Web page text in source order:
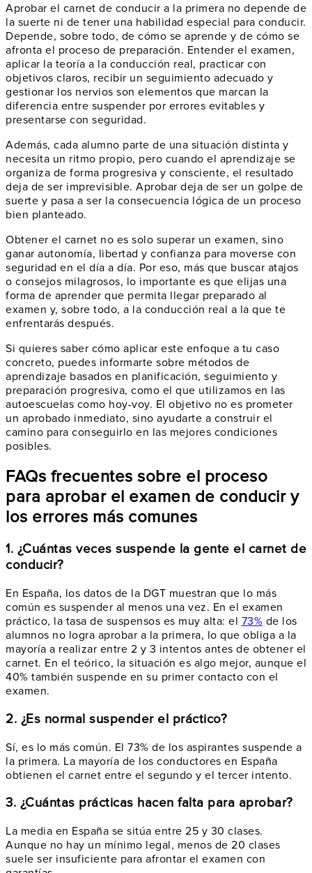
Aprobar el carnet de conducir a la primera no depende de
la suerte ni de tener una habilidad especial para conducir.
Depende, sobre todo, de cómo se aprende y de cómo se
afronta el proceso de preparación. Entender el examen,
aplicar la teoría a la conducción real, practicar con
objetivos claros, recibir un seguimiento adecuado y
gestionar los nervios son elementos que marcan la
diferencia entre suspender por errores evitables y
presentarse con seguridad.
Además, cada alumno parte de una situación distinta y
necesita un ritmo propio, pero cuando el aprendizaje se
organiza de forma progresiva y consciente, el resultado
deja de ser imprevisible. Aprobar deja de ser un golpe de
suerte y pasa a ser la consecuencia lógica de un proceso
bien planteado.
Obtener el carnet no es solo superar un examen, sino
ganar autonomía, libertad y confianza para moverse con
seguridad en el día a día. Por eso, más que buscar atajos
o consejos milagrosos, lo importante es que elijas una
forma de aprender que permita llegar preparado al
examen y, sobre todo, a la conducción real a la que te
enfrentarás después.
Si quieres saber cómo aplicar este enfoque a tu caso
concreto, puedes informarte sobre métodos de
aprendizaje basados en planificación, seguimiento y
preparación progresiva, como el que utilizamos en las
autoescuelas como hoy-voy. El objetivo no es prometer
un aprobado inmediato, sino ayudarte a construir el
camino para conseguirlo en las mejores condiciones
posibles.
FAQs frecuentes sobre el proceso
para aprobar el examen de conducir y
los errores más comunes
1. ¿Cuántas veces suspende la gente el carnet de
conducir?
En España, los datos de la DGT muestran que lo más
común es suspender al menos una vez. En el examen
práctico, la tasa de suspensos es muy alta: el 73% de los
alumnos no logra aprobar a la primera, lo que obliga a la
mayoría a realizar entre 2 y 3 intentos antes de obtener el
carnet. En el teórico, la situación es algo mejor, aunque el
40% también suspende en su primer contacto con el
examen.
2. ¿Es normal suspender el práctico?
Sí, es lo más común. El 73% de los aspirantes suspende a
la primera. La mayoría de los conductores en España
obtienen el carnet entre el segundo y el tercer intento.
3. ¿Cuántas prácticas hacen falta para aprobar?
La media en España se sitúa entre 25 y 30 clases.
Aunque no hay un mínimo legal, menos de 20 clases
suele ser insuficiente para afrontar el examen con